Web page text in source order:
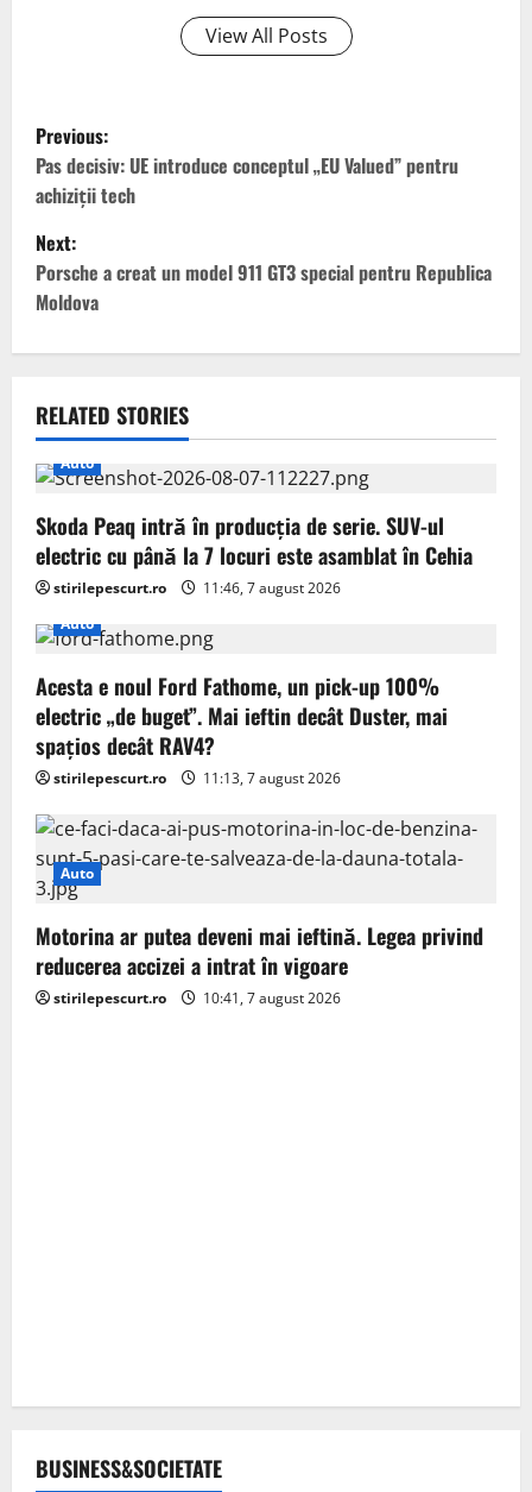
View All Posts
P
o
s
t
n
v
i
g
a
t
i
o
n
Previous:
Pas decisiv: UE introduce conceptul „EU Valued” pentru
achiziții tech
Next:
Porsche a creat un model 911 GT3 special pentru Republica
Moldova
RELATED STORIES
Auto
Skoda Peaq intră în producția de serie. SUV-ul
electric cu până la 7 locuri este asamblat în Cehia
stirilepescurt.ro
11:46, 7 august 2026
Auto
Acesta e noul Ford Fathome, un pick-up 100%
electric „de buget”. Mai ieftin decât Duster, mai
spațios decât RAV4?
stirilepescurt.ro 11:13, 7 august 2026
Auto
Motorina ar putea deveni mai ieftină. Legea privind
reducerea accizei a intrat în vigoare
stirilepescurt.ro 10:41, 7 august 2026
BUSINESS&SOCIETATE